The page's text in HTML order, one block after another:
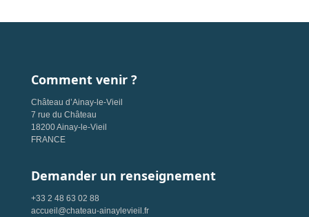
Comment venir ?
Château d’Ainay-le-Vieil
7 rue du Château
18200 Ainay-le-Vieil
FRANCE
Demander un renseignement
+33 2 48 63 02 88
accueil@chateau-ainaylevieil.fr